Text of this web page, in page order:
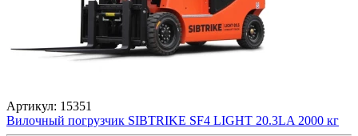
Артикул: 15351
Вилочный погрузчик SIBTRIKE SF4 LIGHT 20.3LA 2000 кг